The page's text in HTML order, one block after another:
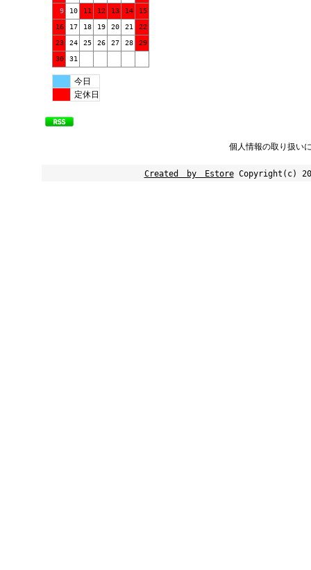
9 10 11 12 13 14 15
16 17 18 19 20 21 22
23 24 25 26 27 28 29
30 31
今日
定休日
個人情報の取り扱い
Created by EstoreCopyright(c)